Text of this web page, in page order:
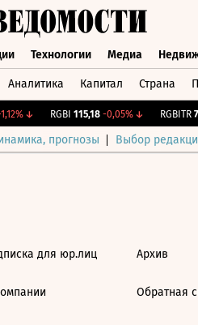
Технологии Медиа
Аналитика Капитал Страна
↓ RGBI 115,18 -0,05%↓ RGBITR
прогнозы Выбор
для юр.лиц Архив
Обратная